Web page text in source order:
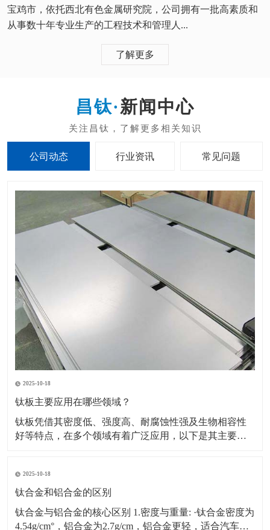
宝鸡市，依托西北有色金属研究院，公司拥有一批高素质和
从事数十年专业生产的工程技术和管理人...
了解更多
新闻中心
公司动态 行业资讯 常见问题
2025-10-18
钛板主要应用在哪些领域？
钛板凭借其密度低、强度高、耐腐蚀性强及生物相容性
好等特点，在多个领域有着广泛应用，以下是其主要应
机匣）、火箭壳体、航天设备结构件等。原因：轻量化
需求突出，可降低飞行器重量，提升燃油效率或载荷能
力。能耐受高
2025-10-18
钛合金和铝合金的区别
钛合金与铝合金的核心区别 1.密度与重量: ·钛合金密度为
4.54g/cm°，铝合金为2.7g/cm，铝合金更轻，适合汽车、